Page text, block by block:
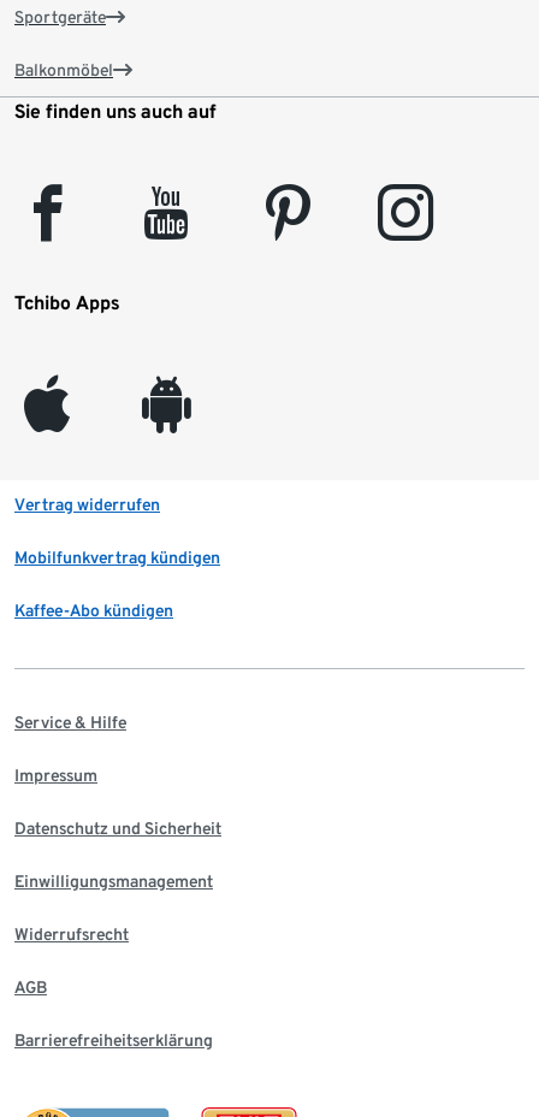
Sportgeräte
Balkonmöbel
Sie finden uns auch auf
facebook youtube pinterest instagram
Tchibo Apps
appleinc android
Vertrag widerrufen
Mobilfunkvertrag kündigen
Kaffee-Abo kündigen
Service & Hilfe
Impressum
Datenschutz und Sicherheit
Einwilligungsmanagement
Widerrufsrecht
AGB
Barrierefreiheitserklärung